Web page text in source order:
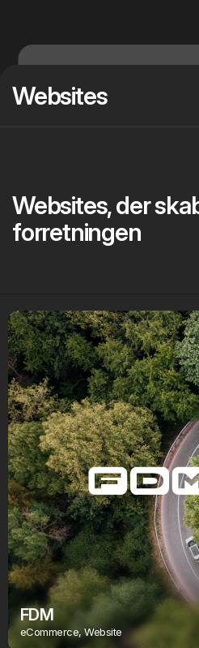
Websites
Websites, der
forretningen
FDM
eCommerce, Website